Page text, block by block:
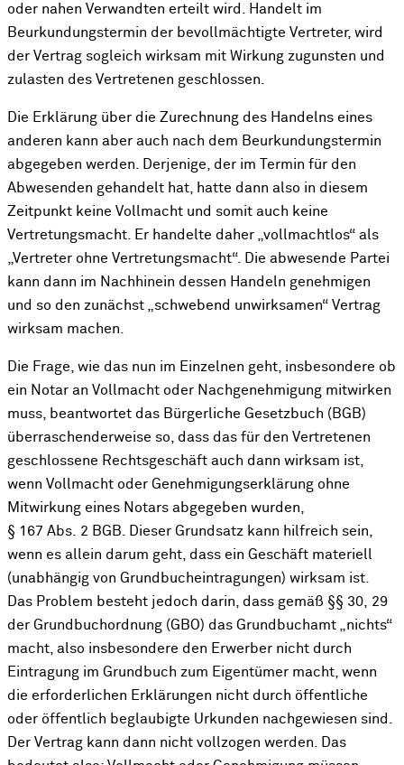
oder nahen Verwandten erteilt wird. Handelt im
Beurkundungstermin der bevollmächtigte Vertreter, wird
der Vertrag sogleich wirksam mit Wirkung zugunsten und
zulasten des Vertretenen geschlossen.
Die Erklärung über die Zurechnung des Handelns eines
anderen kann aber auch nach dem Beurkundungstermin
abgegeben werden. Derjenige, der im Termin für den
Abwesenden gehandelt hat, hatte dann also in diesem
Zeitpunkt keine Vollmacht und somit auch keine
Vertretungsmacht. Er handelte daher „vollmachtlos“ als
„Vertreter ohne Vertretungsmacht“. Die abwesende Partei
kann dann im Nachhinein dessen Handeln genehmigen
und so den zunächst „schwebend unwirksamen“ Vertrag
wirksam machen.
Die Frage, wie das nun im Einzelnen geht, insbesondere ob
ein Notar an Vollmacht oder Nachgenehmigung mitwirken
muss, beantwortet das Bürgerliche Gesetzbuch (BGB)
überraschenderweise so, dass das für den Vertretenen
geschlossene Rechtsgeschäft auch dann wirksam ist,
wenn Vollmacht oder Genehmigungserklärung ohne
Mitwirkung eines Notars abgegeben wurden,
§ 167 Abs. 2 BGB. Dieser Grundsatz kann hilfreich sein,
wenn es allein darum geht, dass ein Geschäft materiell
(unabhängig von Grundbucheintragungen) wirksam ist.
Das Problem besteht jedoch darin, dass gemäß §§ 30, 29
der Grundbuchordnung (GBO) das Grundbuchamt „nichts“
macht, also insbesondere den Erwerber nicht durch
Eintragung im Grundbuch zum Eigentümer macht, wenn
die erforderlichen Erklärungen nicht durch öffentliche
oder öffentlich beglaubigte Urkunden nachgewiesen sind.
Der Vertrag kann dann nicht vollzogen werden. Das